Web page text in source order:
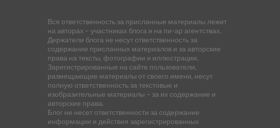
Вся ответственность за присланные материалы лежит
на авторах – участниках блога и на пи-ар агентствах.
Держатели блога не несут ответственность за
содержание присланных материалов и за авторские
права на тексты, фотографии и иллюстрации.
Зарегистрированные на сайте пользователи,
размещающие материалы от своего имени, несут
полную ответственность за текстовые и
изобразительные материалы – за их содержание и
авторские права.
Блог не несет ответственности за содержание
информации и действия зарегистрированных